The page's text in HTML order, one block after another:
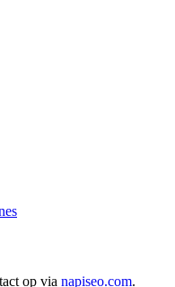
op via napiseo.com.